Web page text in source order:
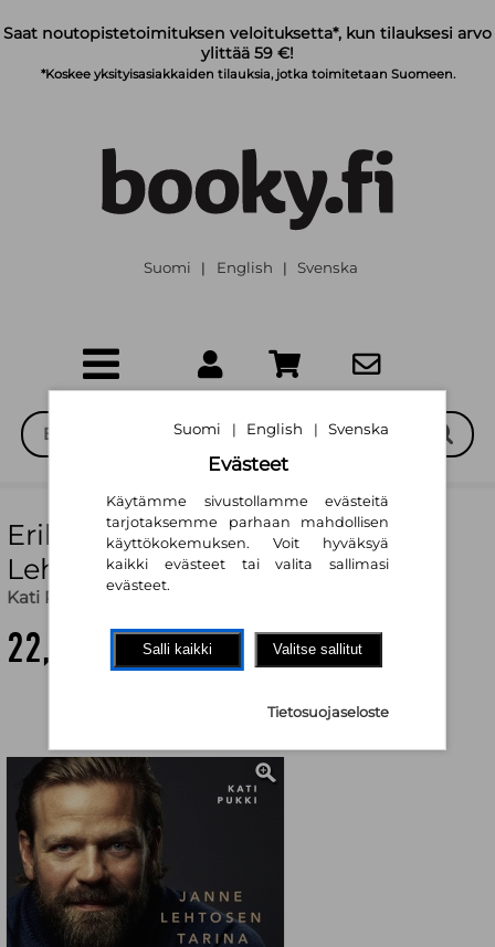
Saat noutopistetoimituksen veloituksetta*, kun tilauksesi arvo
ylittää 59 €!
*Koskee yksityisasiakkaiden tilauksia, jotka toimitetaan Suomeen.
Suomi | English | Svenska
Erikoisjoukoissa – Janne
Lehtosen tarina
Kati Pukki Janne Lehtonen
22,20 €
Suomi | English | Svenska
Evästeet
Käytämme sivustollamme evästeitä
tarjotaksemme parhaan mahdollisen
käyttökokemuksen. Voit hyväksyä
kaikki evästeet tai valita sallimasi
evästeet.
Salli kaikki Valitse sallitut
Tietosuojaseloste